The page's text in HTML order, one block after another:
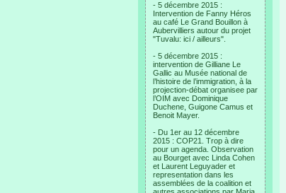
- 5 décembre 2015 :
Intervention de Fanny Héros
au café Le Grand Bouillon à
Aubervilliers autour du projet
"Tuvalu: ici / ailleurs".
- 5 décembre 2015 :
intervention de Gilliane Le
Gallic au Musée national de
l’histoire de l’immigration, à la
projection-débat organisee par
l’OIM avec Dominique
Duchene, Guigone Camus et
Benoit Mayer.
- Du 1er au 12 décembre
2015 : COP21. Trop à dire
pour un agenda. Observation
au Bourget avec Linda Cohen
et Laurent Leguyader et
representation dans les
assemblées de la coalition et